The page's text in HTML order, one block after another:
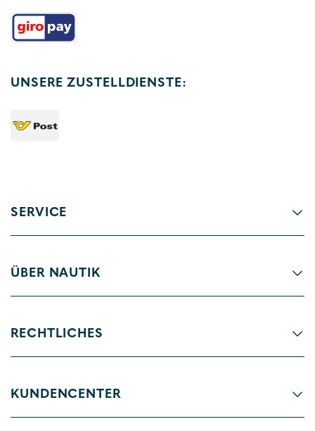
UNSERE ZUSTELLDIENSTE:
SERVICE
ÜBER NAUTIK
RECHTLICHES
KUNDENCENTER